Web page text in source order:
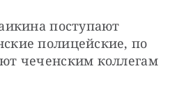
поступают
полицейские, по
чеченским коллегам